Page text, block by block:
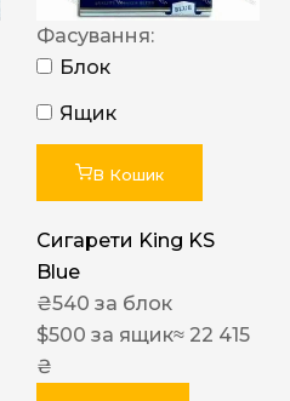
Фасування:
Блок
Ящик
В Кошик
Сигарети King KS
Blue
₴540 за блок
$500 за ящик≈ 22 415
₴